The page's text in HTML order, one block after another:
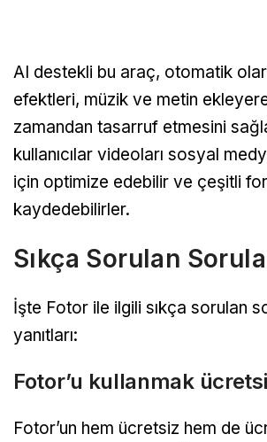
AI destekli bu araç, otomatik
efektleri, müzik ve metin
zamandan tasarruf etmesini
kullanıcılar videoları sosyal
için optimize edebilir ve çeşitli
kaydedebilirler.
Sıkça Sorulan
İşte Fotor ile ilgili sıkça sorulan
yanıtları:
Fotor’u kullanmak
Fotor’un hem ücretsiz hem de